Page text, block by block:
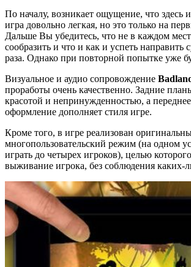
По началу, возникает ощущение, что здесь
игра довольно легкая, но это только на
Дальше Вы убедитесь, что не в каждом
сообразить и что и как и успеть направить
раза. Однако при повторной попытке уже
Визуальное и аудио сопровождение
проработы очень качественно. Задние
красотой и непринужденностью, а
оформление дополняет стиля игре.
Кроме того, в игре реализован
многопользовательский режим (на одном
играть до четырех игроков), целью
выживание игрока, без соблюдения каких-